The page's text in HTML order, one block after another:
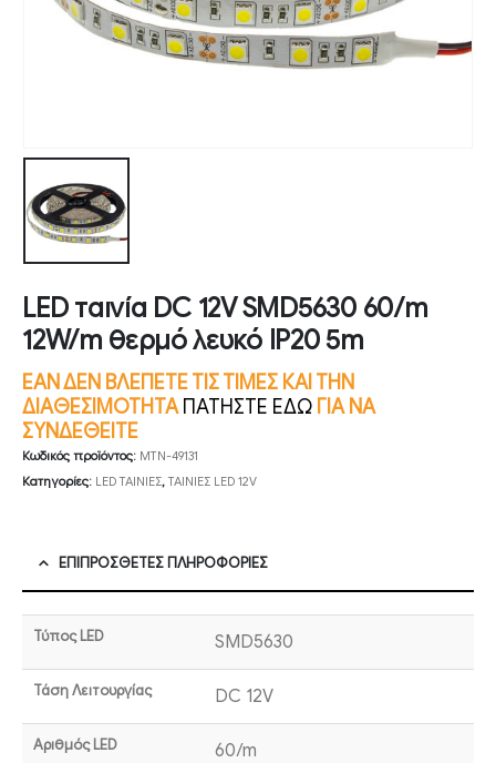
LED ταινία DC 12V SMD5630 60/m
12W/m θερμό λευκό IP20 5m
ΕΑΝ ΔΕΝ ΒΛΕΠΕΤΕ ΤΙΣ ΤΙΜΕΣ ΚΑΙ ΤΗΝ
ΔΙΑΘΕΣΙΜΟΤΗΤΑ ΠΑΤΗΣΤΕ ΕΔΩ ΓΙΑ ΝΑ
ΣΥΝΔΕΘΕΙΤΕ
Κωδικός προϊόντος: MTN-49131
Κατηγορίες: LED ΤΑΙΝΙΕΣ,ΤΑΙΝΙΕΣ LED 12V
ΕΠΙΠΡΌΣΘΕΤΕΣ ΠΛΗΡΟΦΟΡΊΕΣ
Τύπος LED SMD5630
Τάση Λειτουργίας DC 12V
Αριθμός LED 60/m